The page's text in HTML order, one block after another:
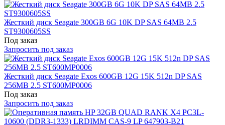
Жесткий диск Seagate 300GB 6G 10K DP SAS 64MB 2.5
ST9300605SS
Под заказ
Запросить под заказ
Жесткий диск Seagate Exos 600GB 12G 15K 512n DP SAS
256MB 2.5 ST600MP0006
Под заказ
Запросить под заказ